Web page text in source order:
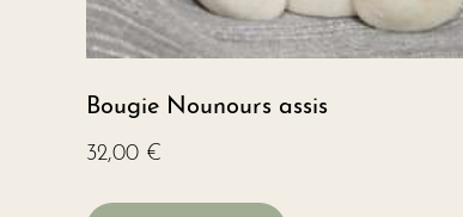
Bougie Nounours assis
32,00 €